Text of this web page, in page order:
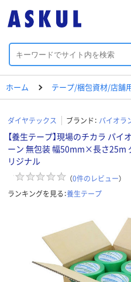
ホーム テープ/梱包資材/店舗
ダイヤテックス ブランド： パイオラ
【養生テープ】現場のチカラ パイ
ーン 無包装 幅50mm×長さ25m
リジナル
（0件のレビュー）
ランキングを見る：養生テープ